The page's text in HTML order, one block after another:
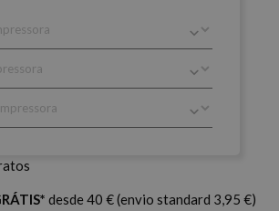
desde 40 € (envio standard 3,95 €)